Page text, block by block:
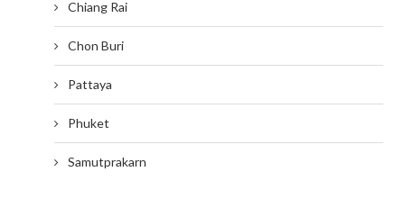
Chiang Rai
Chon Buri
Pattaya
Phuket
Samutprakarn